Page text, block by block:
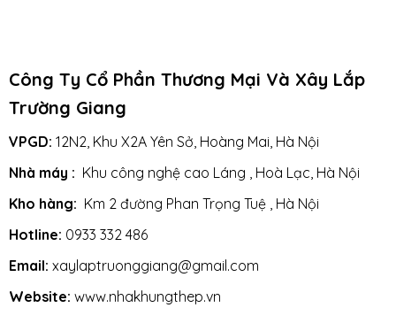
Công Ty Cổ Phần Thương Mại Và Xây Lắp
Trường Giang
VPGD: 12N2, Khu X2A Yên Sở, Hoàng Mai, Hà Nội
Nhà máy : Khu công nghệ cao Láng , Hoà Lạc, Hà Nội
Kho hàng: Km 2 đường Phan Trọng Tuệ , Hà Nội
Hotline: 0933 332 486
Email: xaylaptruonggiang@gmail.com
Website: www.nhakhungthep.vn